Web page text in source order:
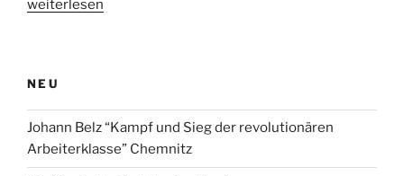
„Ewigkeit
weiterlesen
NEU
Johann Belz “Kampf und Sieg der revolutionären
Arbeiterklasse” Chemnitz